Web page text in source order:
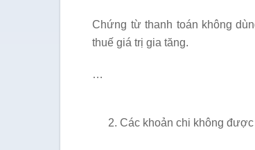
Chứng từ thanh toán không
thuế giá trị gia tăng.
…
Các khoản chi không